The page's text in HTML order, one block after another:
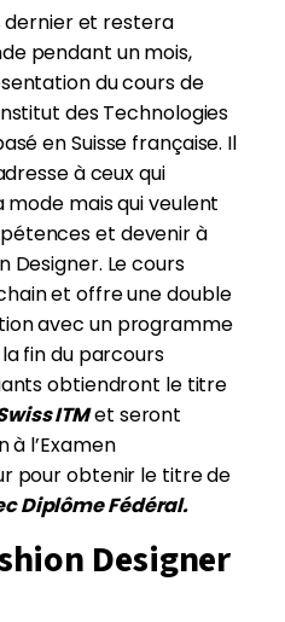
dernier et restera
pendant un mois,
du cours de
des Technologies
en Suisse française. Il
à ceux qui
mais qui veulent
et devenir à
Designer. Le cours
et offre une double
avec un programme
fin du parcours
obtiendront le titre
ITMet seront
à l’Examen
pour obtenir le titre de
Diplôme Fédéral.
Designer